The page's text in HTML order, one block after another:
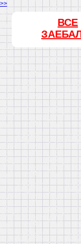
>>
ВСЕ